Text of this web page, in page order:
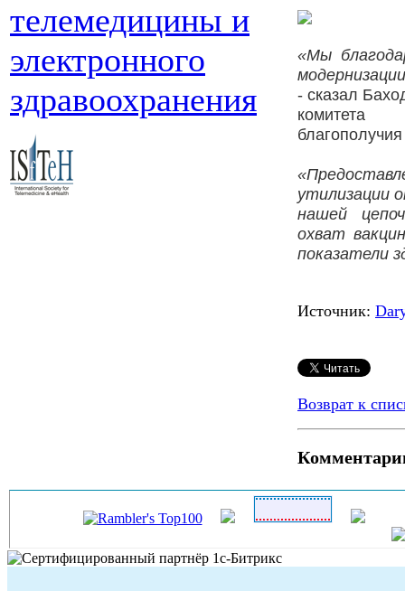
телемедицины и
электронного
здравоохранения
«Мы
- сказал
комитета
утилизации
нашей
охват
показатели
Источник:
Возврат к